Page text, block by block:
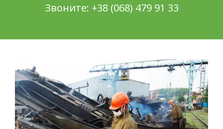
Звоните: +38 (068) 479 91 33